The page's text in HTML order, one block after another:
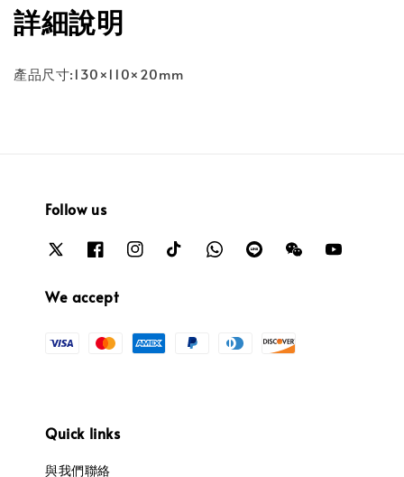
詳細說明
產品尺寸:130×110×20mm
Follow us
We accept
Quick links
與我們聯絡